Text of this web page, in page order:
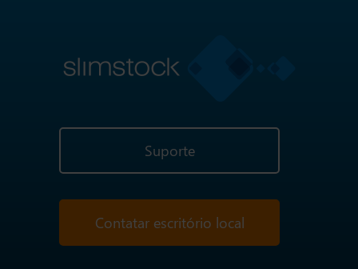
Suporte
Contatar escritório local